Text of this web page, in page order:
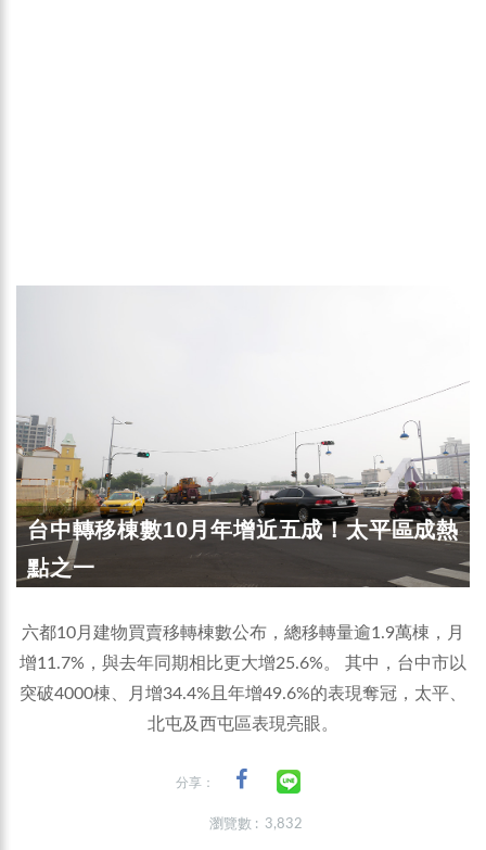
台中轉移棟數10月年增近五成！太平區成熱
點之一
六都10月建物買賣移轉棟數公布，總移轉量逾1.9萬棟，月
增11.7%，與去年同期相比更大增25.6%。 其中，台中市以
突破4000棟、月增34.4%且年增49.6%的表現奪冠，太平、
北屯及西屯區表現亮眼。
分享：
瀏覽數 : 3,832